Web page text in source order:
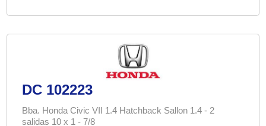
DC 102223
Bba. Honda Civic VII 1.4 Hatchback Sallon 1.4 - 2
salidas 10 x 1 - 7/8